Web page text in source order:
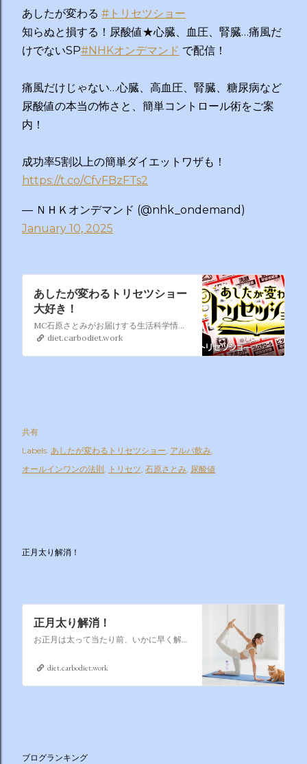
あしたが変わる #トリセツショー
知らぬと損する！尿酸値★心臓、血圧、腎臓…痛風だ
けでないSP#NHKオンデマンド で配信！
痛風だけじゃない…心臓、高血圧、腎臓、糖尿病など
尿酸値の本当の怖さと、簡単コントロール術をご案
内！
成功率5割以上の簡単ダイエットワザも！
https://t.co/CfvFBzFTs2
— ＮＨＫオンデマンド (@nhk_ondemand)
January 10, 2025
あしたが変わるトリセツショー
大好き！
MC石原さとみがお届けする生活科学情報エンターテインメント番組！ 食・健康・生活、あらゆるテーマを、最新科学と大実験・大調査をもとに解き明かし、真のお役立ち情報満載の「トリセツ」にしてご紹介！ 毎週木曜よる7：30から放送中！
diet.carbodiet.work
共有
Labels: あしたが変わるトリセツショー アルパ飲み
オールインワンの法則
トリセツ 石原さとみ 尿酸値
正月太り解消！
正月太り解消！
お正月は太って当たり前、いかに早く解消するかそれが課題なのです
diet.carbodiet.work
ブログランキング